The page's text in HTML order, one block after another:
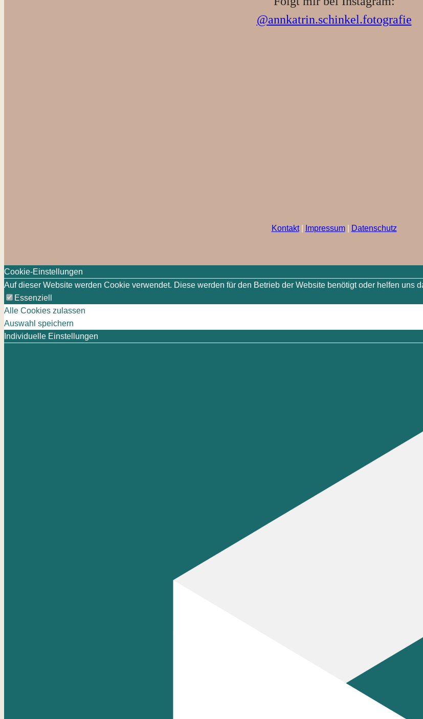
@annkatrin.schinkel.fotografie
Kontakt| Impressum| Datenschutz
Cookie-Einstellungen
Auf dieser Website werden Cookie verwendet. Diese werden für den Betrieb der Website benötigt oder helfen uns
Essenziell
Alle Cookies zulassen
Auswahl speichern
Individuelle Einstellungen